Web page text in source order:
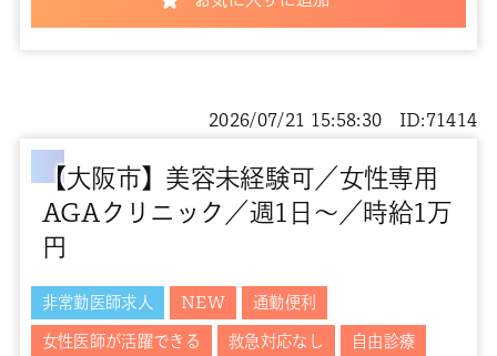
【大阪市】美容未経験可／女性専用
AGAクリニック／週1日～／時給1万
円
2026/07/21 15:58:30 ID:71414
非常勤医師求人 NEW 通勤便利
女性医師が活躍できる 救急対応なし 自由診療